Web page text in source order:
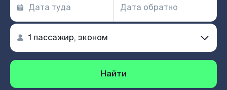
Найти